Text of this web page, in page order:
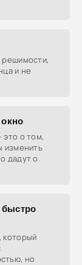
решимости,
и не
это о том,
изменить
дадут о
который
но